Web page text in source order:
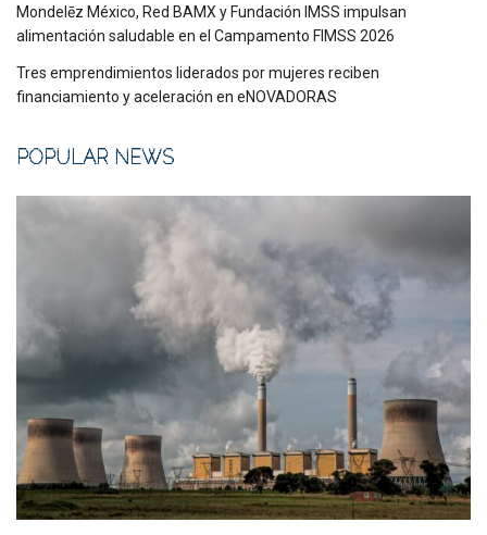
Mondelēz México, Red BAMX y Fundación IMSS impulsan
alimentación saludable en el Campamento FIMSS 2026
Tres emprendimientos liderados por mujeres reciben
financiamiento y aceleración en eNOVADORAS
POPULAR NEWS